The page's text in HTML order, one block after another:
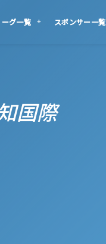
グ一覧 スポンサー一覧
国際